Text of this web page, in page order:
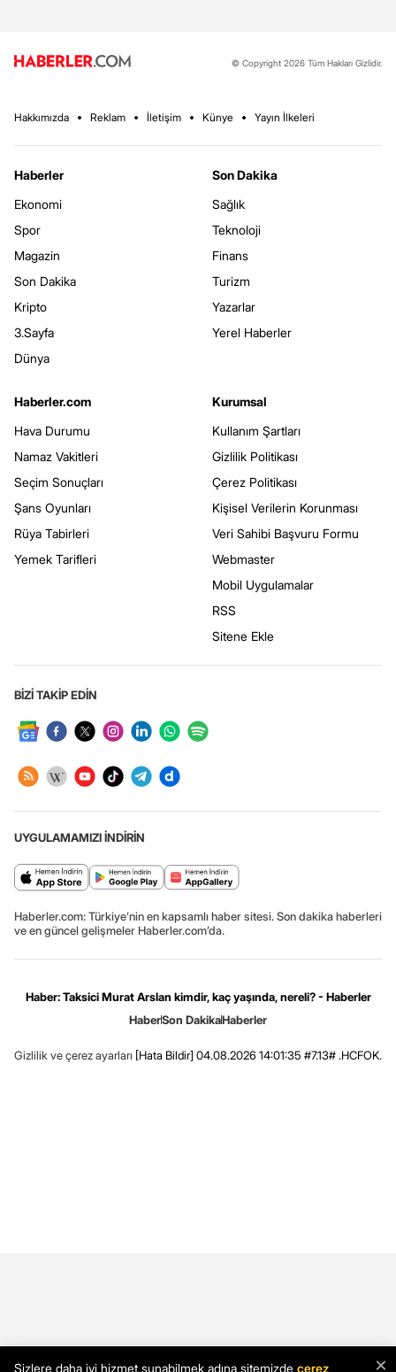
© Copyright 2026 Tüm Hakları Gizlidir.
Hakkımızda Reklam İletişim Künye Yayın İlkeleri
Haberler
Ekonomi
Spor
Magazin
Son Dakika
Kripto
3.Sayfa
Dünya
Son Dakika
Sağlık
Teknoloji
Finans
Turizm
Yazarlar
Yerel Haberler
Haberler.com
Hava Durumu
Namaz Vakitleri
Seçim Sonuçları
Şans Oyunları
Rüya Tabirleri
Yemek Tarifleri
Kurumsal
Kullanım Şartları
Gizlilik Politikası
Çerez Politikası
Kişisel Verilerin Korunması
Veri Sahibi Başvuru Formu
Webmaster
Mobil Uygulamalar
RSS
Sitene Ekle
BİZİ TAKİP EDİN
UYGULAMAMIZI İNDİRİN
Haberler.com: Türkiye’nin en kapsamlı haber sitesi. Son dakika haberleri
ve en güncel gelişmeler Haberler.com’da.
Haber: Taksici Murat Arslan kimdir, kaç yaşında, nereli? - Haberler
HaberSon DakikaHaberler
Gizlilik ve çerez ayarları [Hata Bildir] 04.08.2026 14:01:35 #7.13# .HCFOK.
×
Sizlere daha iyi hizmet sunabilmek adına sitemizde çerez